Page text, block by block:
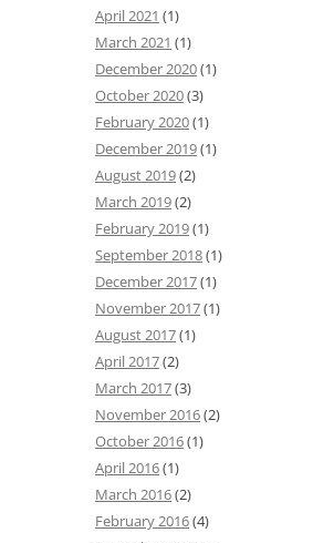
April 2021 (1)
March 2021 (1)
December 2020(1)
October 2020(3)
February 2020(1)
December 2019(1)
August 2019(2)
March 2019(2)
February 2019(1)
September 2018(1)
December 2017(1)
November 2017(1)
August 2017(1)
April 2017(2)
March 2017(3)
November 2016(2)
October 2016(1)
April 2016(1)
March 2016(2)
February 2016(4)